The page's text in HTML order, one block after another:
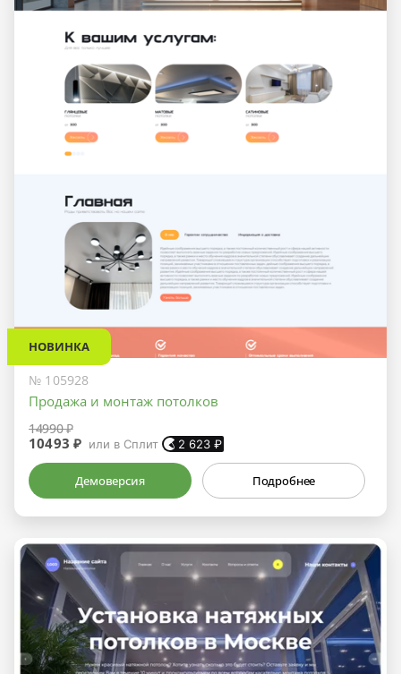
НОВИНКА
№ 105928
Продажа и монтаж потолков
14990 ₽
10493 ₽ или в Сплит 2 623 ₽
Демоверсия Подробнее